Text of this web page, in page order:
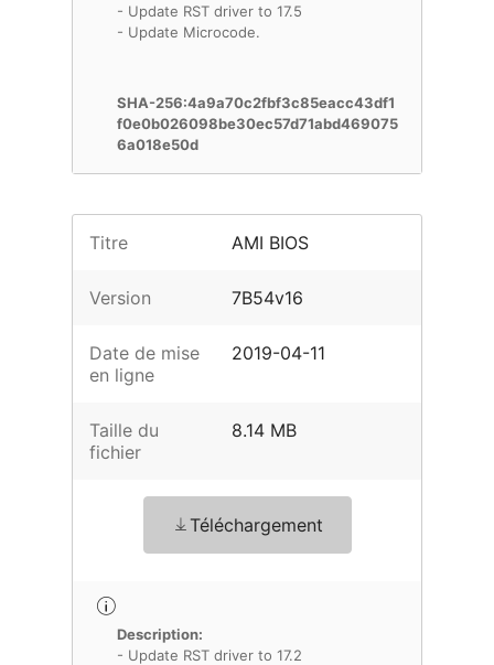
- Update RST driver to 17.5
- Update Microcode.
SHA-256:4a9a70c2fbf3c85eacc43df1
f0e0b026098be30ec57d71abd469075
6a018e50d
Titre AMI BIOS
Version 7B54v16
Date de mise
en ligne
2019-04-11
Taille du
fichier
8.14 MB
Téléchargement
Description:
- Update RST driver to 17.2